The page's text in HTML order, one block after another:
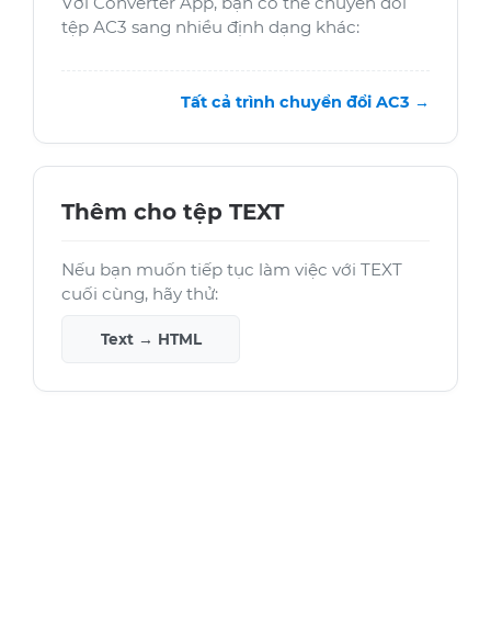
tệp AC3 sang nhiều định dạng khác:
Tất cả trình chuyển đổi AC3 →
Thêm cho tệp TEXT
Nếu bạn muốn tiếp tục làm việc với TEXT
cuối cùng, hãy thử:
Text → HTML